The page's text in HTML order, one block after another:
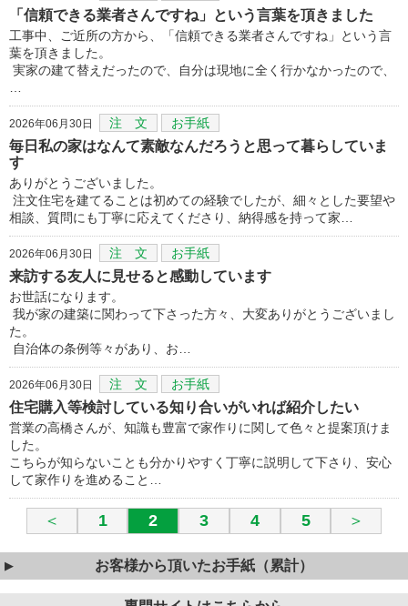
「信頼できる業者さんですね」という言葉を頂きました
工事中、ご近所の方から、「信頼できる業者さんですね」という言
葉を頂きました。
実家の建て替えだったので、自分は現地に全く行かなかったので、
2026年06月30日 注 文 お手紙
毎日私の家はなんて素敵なんだろうと思って暮らしていま
す
ありがとうございました。
注文住宅を建てることは初めての経験でしたが、細々とした要望や
相談、質問にも丁寧に応えてくださり、納得感を持って家…
2026年06月30日 注 文 お手紙
来訪する友人に見せると感動しています
お世話になります。
我が家の建築に関わって下さった方々、大変ありがとうございまし
た。
自治体の条例等々があり、お…
2026年06月30日 注 文 お手紙
住宅購入等検討している知り合いがいれば紹介したい
営業の高橋さんが、知識も豊富で家作りに関して色々と提案頂けま
した。
こちらが知らないことも分かりやすく丁寧に説明して下さり、安心
して家作りを進めること…
＜ 1 2 3 4 5 ＞
お客様から頂いたお手紙（累計）